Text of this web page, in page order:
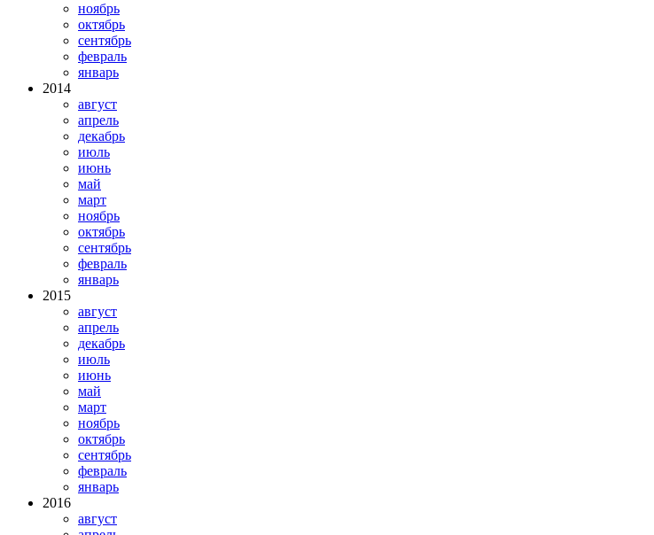
ноябрь
октябрь
сентябрь
февраль
январь
2014
август
апрель
декабрь
июль
июнь
май
март
ноябрь
октябрь
сентябрь
февраль
январь
2015
август
апрель
декабрь
июль
июнь
май
март
ноябрь
октябрь
сентябрь
февраль
январь
2016
август